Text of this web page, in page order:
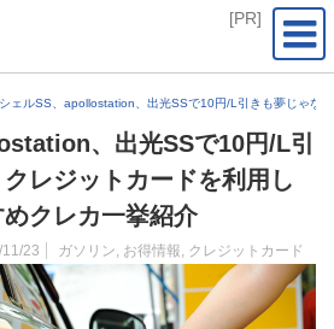
シェルSS、apollostation、出光SSで10円/L引きも夢じゃな
、出光SSで10円/L引
レジットカードを利用し
クレカ一挙紹介
23 ガソリン, お得情報, クレジットカード